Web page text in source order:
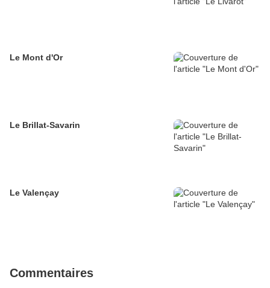
Le Mont d'Or
Le Brillat-Savarin
Le Valençay
Commentaires